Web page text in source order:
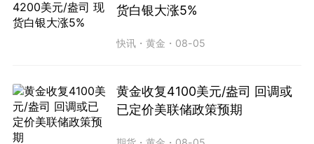
货白银大涨5%
快讯 ・黄金 ・ 08-05
黄金收复4100美元/盎司 回调或
已定价美联储政策预期